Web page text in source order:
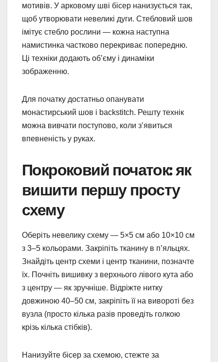
мотивів. У арковому шві бісер нанизується так,
щоб утворювати невеликі дуги. Стебловий шов
імітує стебло рослини — кожна наступна
намистинка частково перекриває попередню.
Ці техніки додають об’єму і динаміки
зображенню.
Для початку достатньо опанувати
монастирський шов і backstitch. Решту технік
можна вивчати поступово, коли з’явиться
впевненість у руках.
Покроковий початок: як
вишити першу просту
схему
Оберіть невелику схему — 5×5 см або 10×10 см
з 3–5 кольорами. Закріпіть тканину в п’яльцях.
Знайдіть центр схеми і центр тканини, позначте
їх. Почніть вишивку з верхнього лівого кута або
з центру — як зручніше. Відріжте нитку
довжиною 40–50 см, закріпіть її на вивороті без
вузла (просто кілька разів проведіть голкою
крізь кілька стібків).
Нанизуйте бісер за схемою, стежте за